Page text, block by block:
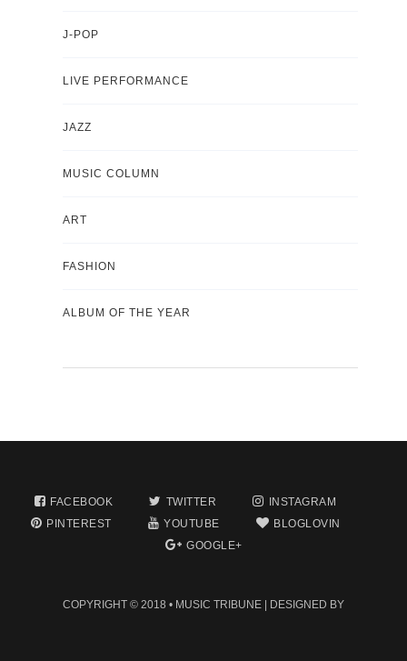
J-POP
LIVE PERFORMANCE
JAZZ
MUSIC COLUMN
ART
FASHION
ALBUM OF THE YEAR
FACEBOOK TWITTER
INSTAGRAM
PINTEREST
YOUTUBE
BLOGLOVIN
GOOGLE+
COPYRIGHT © 2018 • MUSIC TRIBUNE | DESIGNED BY